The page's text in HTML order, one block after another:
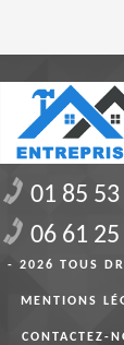
01 85
06 61
2026 TOUS
MENTIONS
CONTACTEZ-